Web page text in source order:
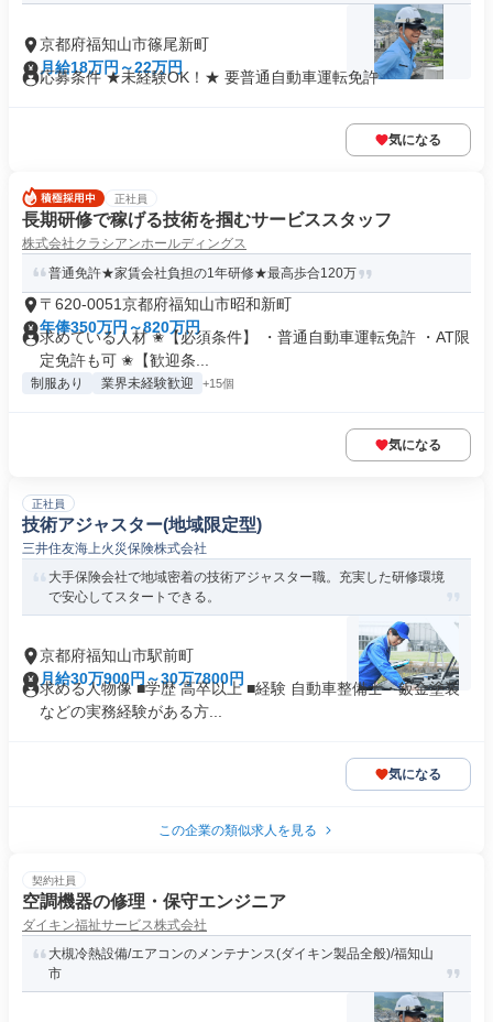
京都府福知山市篠尾新町
月給18万円～22万円
応募条件 ★未経験OK！★ 要普通自動車運転免許
気になる
正社員
長期研修で稼げる技術を掴むサービススタッフ
株式会社クラシアンホールディングス
普通免許★家賃会社負担の1年研修★最高歩合120万
〒620-0051京都府福知山市昭和新町
年俸350万円～820万円
求めている人材 ✬【必須条件】 ・普通自動車運転免許 ・AT限
定免許も可 ✬【歓迎条...
制服あり 業界未経験歓迎 +15個
気になる
正社員
技術アジャスター(地域限定型)
三井住友海上火災保険株式会社
大手保険会社で地域密着の技術アジャスター職。充実した研修環境
で安心してスタートできる。
京都府福知山市駅前町
月給30万900円～30万7800円
求める人物像 ■学歴 高卒以上 ■経験 自動車整備士・鈑金塗装
などの実務経験がある方...
気になる
この企業の類似求人を見る
契約社員
空調機器の修理・保守エンジニア
ダイキン福祉サービス株式会社
大槻冷熱設備/エアコンのメンテナンス(ダイキン製品全般)/福知山
市